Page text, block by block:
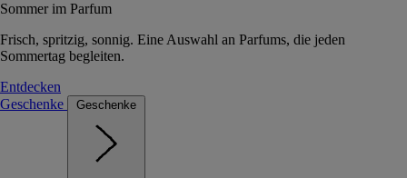
Sommer im Parfum
Frisch, spritzig, sonnig. Eine Auswahl an Parfums, die jeden
Sommertag begleiten.
Entdecken
Geschenke
Geschenke